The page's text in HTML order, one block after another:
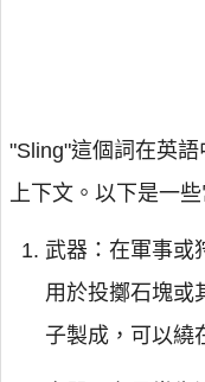
"Sling"這個詞在英
上下文。以下是一些
武器：在軍事或
用於投擲石塊或
子製成，可以繞